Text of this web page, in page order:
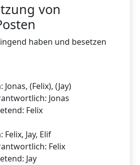
von
haben und besetzen
Jonas, (Felix), (Jay)
Jonas
Felix
Felix, Jay, Elif
Felix
Jay